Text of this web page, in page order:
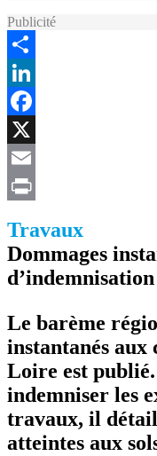
Publicité
Share
LinkedIn
Facebook
X
Email
Travaux
Dommages
d’indemnisation
Le barème
instantanés aux
Loire est
indemniser les
travaux, il
atteintes aux